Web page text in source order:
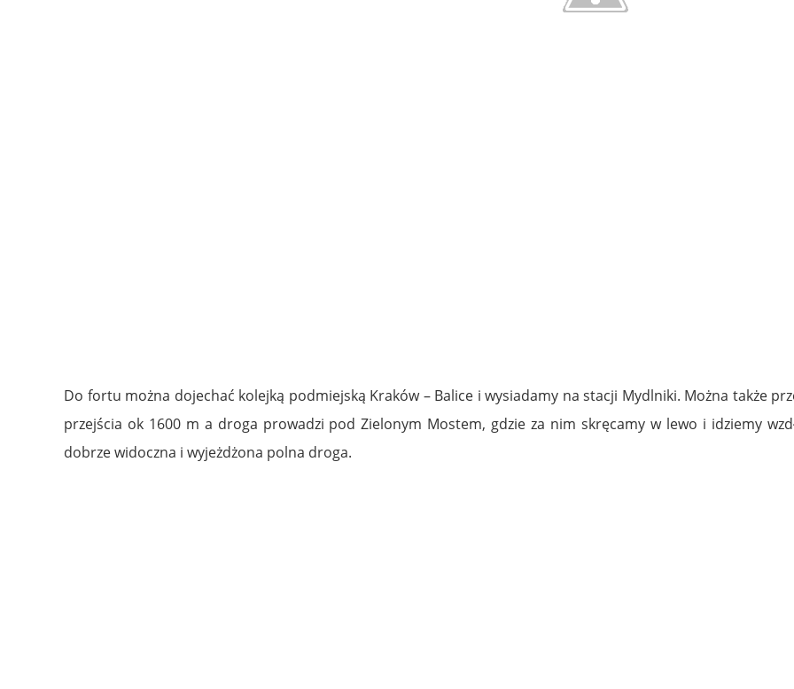
Do fortu można dojechać kolejką podmiejską Kraków – Balice i wysiadamy na stacji Mydlniki. Można także
przejścia ok 1600 m a droga prowadzi pod Zielonym Mostem, gdzie za nim skręcamy w lewo i idziemy
dobrze widoczna i wyjeżdżona polna droga.